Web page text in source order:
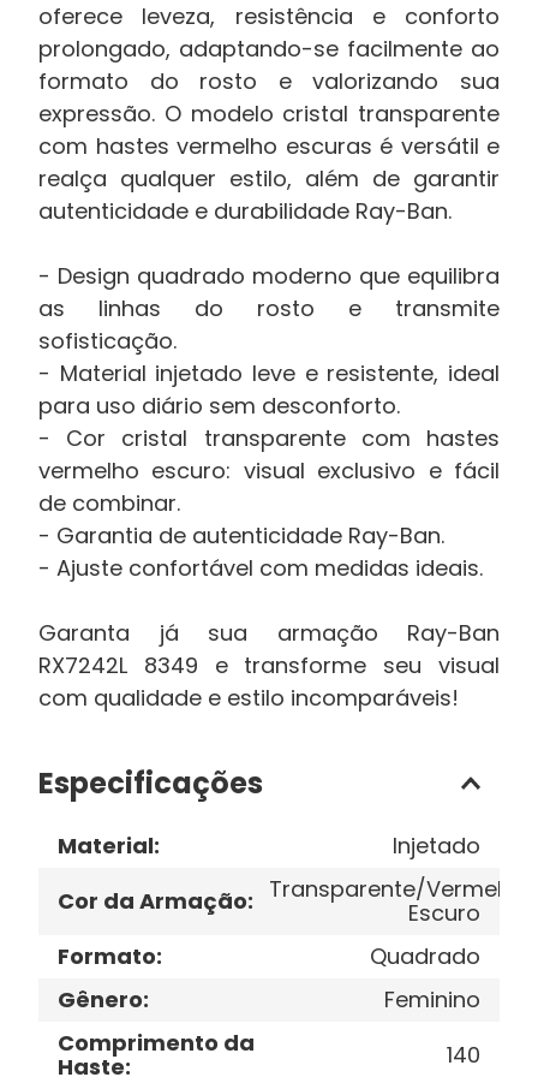
oferece leveza, resistência e conforto
prolongado, adaptando-se facilmente ao
formato do rosto e valorizando sua
expressão. O modelo cristal transparente
com hastes vermelho escuras é versátil e
realça qualquer estilo, além de garantir
autenticidade e durabilidade Ray-Ban.
- Design quadrado moderno que equilibra
as linhas do rosto e transmite
sofisticação.
- Material injetado leve e resistente, ideal
para uso diário sem desconforto.
- Cor cristal transparente com hastes
vermelho escuro: visual exclusivo e fácil
de combinar.
- Garantia de autenticidade Ray-Ban.
- Ajuste confortável com medidas ideais.
Garanta já sua armação Ray-Ban
RX7242L 8349 e transforme seu visual
com qualidade e estilo incomparáveis!
Especificações
Material:
Injetado
Cor da Armação: Transparente/Vermelho
Escuro
Formato:
Quadrado
Gênero:
Feminino
Comprimento da
Haste: 140